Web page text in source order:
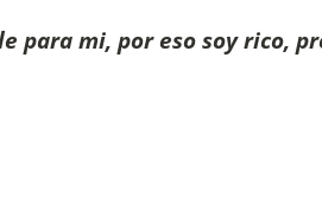
para mi, por eso soy rico,